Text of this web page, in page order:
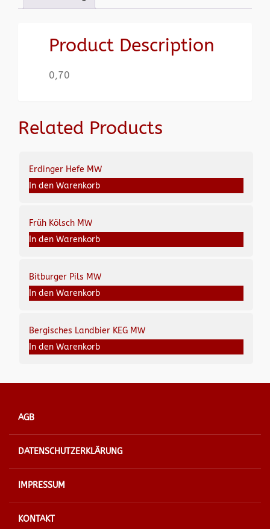
Product Description
0,70
Related Products
Erdinger Hefe MW
In den Warenkorb
Früh Kölsch MW
In den Warenkorb
Bitburger Pils MW
In den Warenkorb
Bergisches Landbier KEG MW
In den Warenkorb
AGB
DATENSCHUTZERKLÄRUNG
IMPRESSUM
KONTAKT